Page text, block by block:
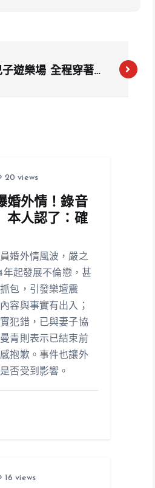
遊樂場 全程穿著哆
20 views
婚外情！錄音
人認了：確
婚外情風波，嚴之
起發展不倫戀，甚
包，引發樂壇震
容與事實有出入；
犯錯，已與妻子協
青則表示已結束前
抱歉。事件也讓外
否受到影響。
16 views